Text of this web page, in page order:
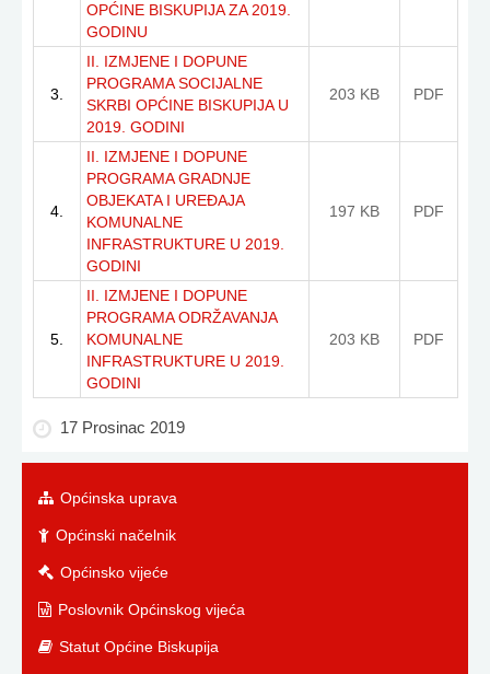
OPĆINE BISKUPIJA ZA 2019.
GODINU
3.
II. IZMJENE I DOPUNE
PROGRAMA SOCIJALNE
SKRBI OPĆINE BISKUPIJA U
2019. GODINI
203 KB PDF
4.
II. IZMJENE I DOPUNE
PROGRAMA GRADNJE
OBJEKATA I UREĐAJA
KOMUNALNE
INFRASTRUKTURE U 2019.
GODINI
197 KB PDF
5.
II. IZMJENE I DOPUNE
PROGRAMA ODRŽAVANJA
KOMUNALNE
INFRASTRUKTURE U 2019.
GODINI
203 KB PDF
17 Prosinac 2019
Općinska uprava
Općinski načelnik
Općinsko vijeće
Poslovnik Općinskog vijeća
Statut Općine Biskupija